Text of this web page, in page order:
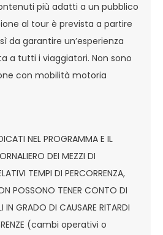
più adatti a un pubblico
al tour è prevista a partire
da garantire un’esperienza
a tutti i viaggiatori. Non sono
con mobilità motoria
NEL PROGRAMMA E IL
DEI MEZZI DI
TEMPI DI PERCORRENZA,
POSSONO TENER CONTO DI
IN GRADO DI CAUSARE RITARDI
(cambi operativi o